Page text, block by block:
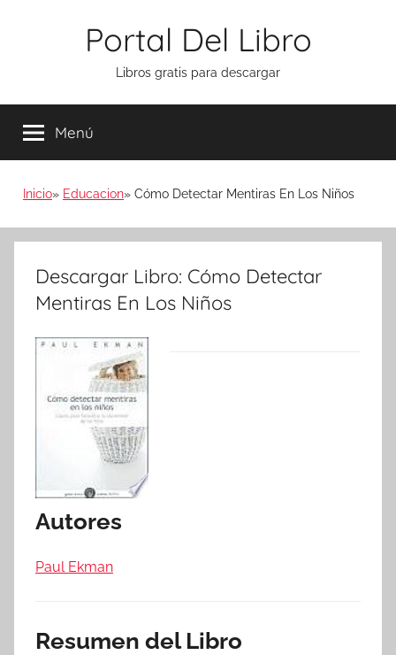
Portal Del Libro
Libros gratis para descargar
Menú
Inicio Educacion Cómo Detectar Mentiras En Los Niños
Descargar Libro: Cómo Detectar
Mentiras En Los Niños
Autores
Paul Ekman
Resumen del Libro